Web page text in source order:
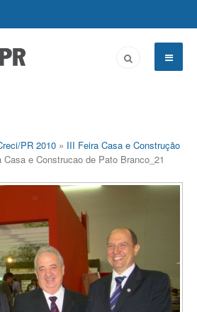
PR 2010 » III Feira Casa e Construção
Casa e Construcao de Pato Branco_21